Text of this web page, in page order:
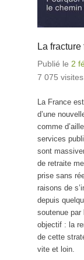
La
Publié le 2
7 075 visites
La France
d’une
comme
services
sont
de retraite
prise sans
raisons de
depuis
soutenue par
objectif : la
de cette
vite et loin.